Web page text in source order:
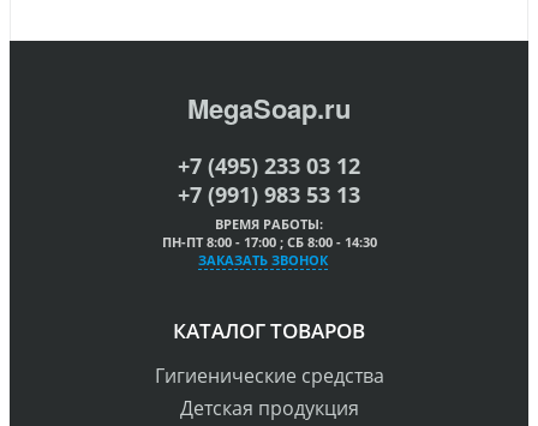
MegaSoap.ru
+7 (495) 233 03 12
+7 (991) 983 53 13
ВРЕМЯ РАБОТЫ:
ПН-ПТ 8:00 - 17:00 ; СБ 8:00 - 14:30
ЗАКАЗАТЬ ЗВОНОК
КАТАЛОГ ТОВАРОВ
Гигиенические средства
Детская продукция